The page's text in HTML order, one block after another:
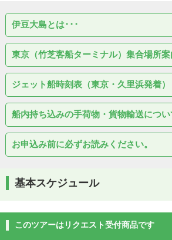
伊豆大島とは･･･
東京（竹芝客船ターミナル）集合場所案
ジェット船時刻表（東京・久里浜発着）
船内持ち込みの手荷物・貨物輸送につい
お申込み前に必ずお読みください。
基本スケジュール
このツアーはリクエスト受付商品です